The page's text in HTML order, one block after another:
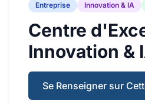
Solutions
TOUTES LES CATÉGORIES
Gain Rapide
Entreprise Innovation & IA
Centre
Innovation &
Se Renseigner sur